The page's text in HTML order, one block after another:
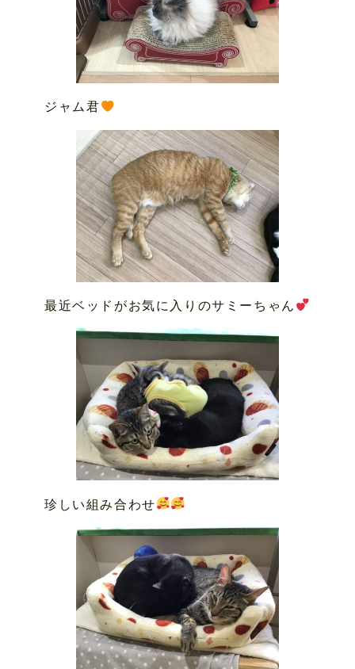
ジャム君
最近ベッドがお気に入りのサミーちゃん
珍しい組み合わせ